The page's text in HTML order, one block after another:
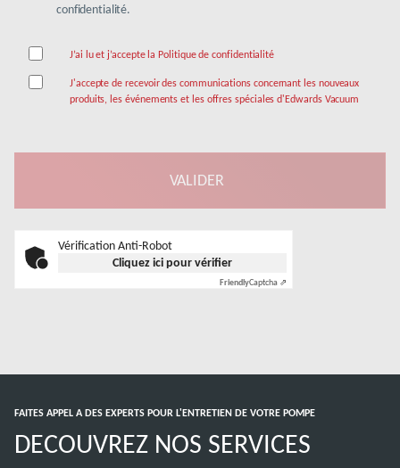
confidentialité.
J’ai lu et j’accepte la Politique de confidentialité
J'accepte de recevoir des communications concernant les nouveaux
produits, les événements et les offres spéciales d'Edwards Vacuum
Vérification Anti-Robot
Cliquez ici pour vérifier
FriendlyCaptcha ⇗
FAITES APPEL A DES EXPERTS POUR L'ENTRETIEN DE VOTRE POMPE
DECOUVREZ NOS SERVICES